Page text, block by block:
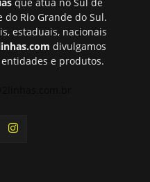
Rio Grande do Sul.
estaduais, nacionais
divulgamos
e produtos.